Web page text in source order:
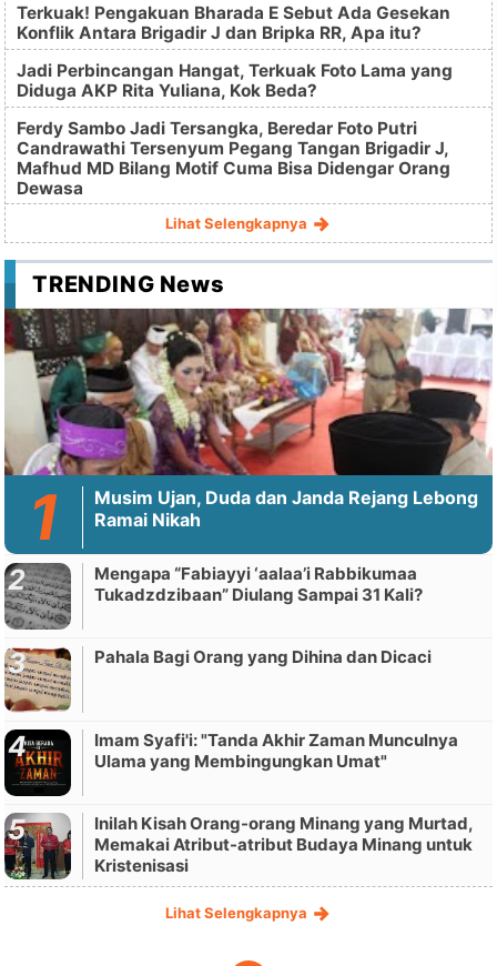
Terkuak! Pengakuan Bharada E Sebut Ada Gesekan
Konflik Antara Brigadir J dan Bripka RR, Apa itu?
Jadi Perbincangan Hangat, Terkuak Foto Lama yang
Diduga AKP Rita Yuliana, Kok Beda?
Ferdy Sambo Jadi Tersangka, Beredar Foto Putri
Candrawathi Tersenyum Pegang Tangan Brigadir J,
Mafhud MD Bilang Motif Cuma Bisa Didengar Orang
Dewasa
Lihat Selengkapnya
TRENDING News
Musim Ujan, Duda dan Janda Rejang Lebong
Ramai Nikah
Mengapa “Fabiayyi ‘aalaa’i Rabbikumaa
Tukadzdzibaan” Diulang Sampai 31 Kali?
Pahala Bagi Orang yang Dihina dan Dicaci
Imam Syafi'i: "Tanda Akhir Zaman Munculnya
Ulama yang Membingungkan Umat"
Inilah Kisah Orang-orang Minang yang Murtad,
Memakai Atribut-atribut Budaya Minang untuk
Kristenisasi
Lihat Selengkapnya